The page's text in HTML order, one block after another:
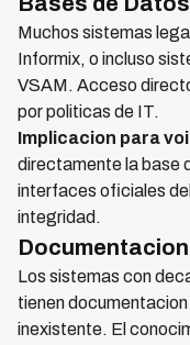
Muchos sistemas
Informix, o incluso
VSAM. Acceso
por politicas de IT.
Implicacion para
directamente la base
interfaces oficiales
integridad.
Los sistemas con
tienen
inexistente. El